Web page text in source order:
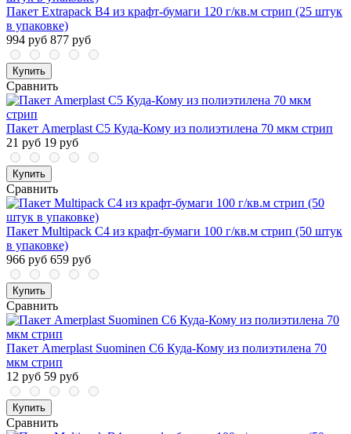
Пакет Extrapack B4 из крафт-бумаги 120 г/кв.м стрип (25 штук
в упаковке)
994 руб 877 руб
Купить
Сравнить
Пакет Amerplast С5 Куда-Кому из полиэтилена 70 мкм стрип
21 руб 19 руб
Купить
Сравнить
Пакет Multipack С4 из крафт-бумаги 100 г/кв.м стрип (50 штук
в упаковке)
966 руб 659 руб
Купить
Сравнить
Пакет Amerplast Suominen С6 Куда-Кому из полиэтилена 70
мкм стрип
12 руб 59 руб
Купить
Сравнить